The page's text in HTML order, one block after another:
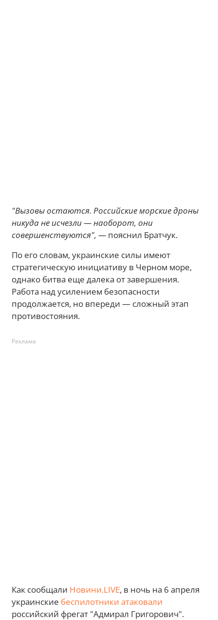
"Вызовы остаются. Российские морские дроны
никуда не исчезли — наоборот, они
совершенствуются", — пояснил Братчук.
По его словам, украинские силы имеют
стратегическую инициативу в Черном море,
однако битва еще далека от завершения.
Работа над усилением безопасности
продолжается, но впереди — сложный этап
противостояния.
Реклама
Как сообщали Новини.LIVE, в ночь на 6 апреля
украинские беспилотники атаковали
российский фрегат "Адмирал Григорович".